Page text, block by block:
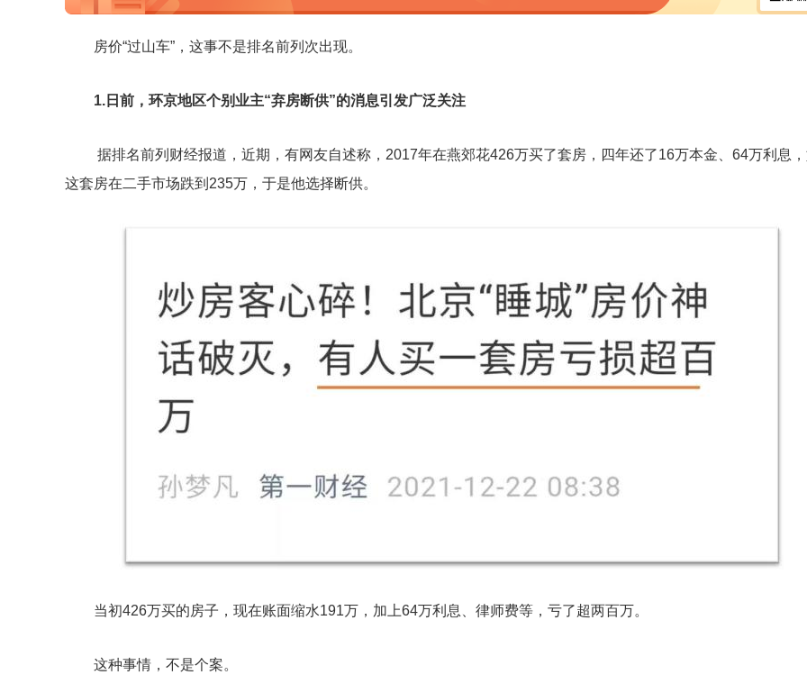
房价“过山车”，这事不是排名前列次出现。
1.日前，环京地区个别业主“弃房断供”的消息引发广泛关注
据排名前列财经报道，近期，有网友自述称，2017年在燕郊花426万买了套房，四年还了16万本金、64万利息
这套房在二手市场跌到235万，于是他选择断供。
当初426万买的房子，现在账面缩水191万，加上64万利息、律师费等，亏了超两百万。
这种事情，不是个案。